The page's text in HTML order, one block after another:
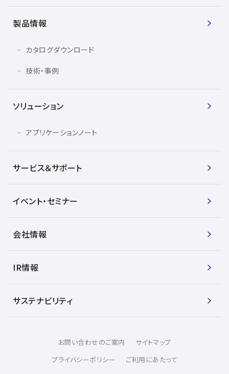
製品情報
カタログダウンロード
技術・事例
ソリューション
アプリケーションノート
サービス＆サポート
イベント・セミナー
会社情報
IR情報
サステナビリティ
お問い合わせのご案内
サイトマップ
プライバシーポリシー
ご利用にあたって